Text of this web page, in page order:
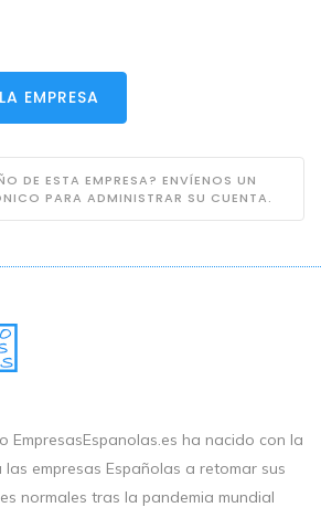
EMPRESA
DE ESTA EMPRESA? ENVÍENOS UN
PARA ADMINISTRAR SU CUENTA.
EmpresasEspanolas.es ha nacido con la
empresas Españolas a retomar sus
normales tras la pandemia mundial